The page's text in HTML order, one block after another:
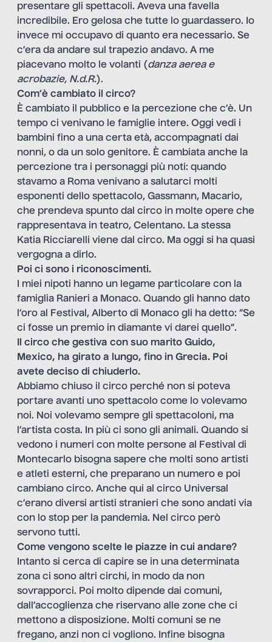
presentare gli spettacoli. Aveva una favella
incredibile. Ero gelosa che tutte lo guardassero. Io
invece mi occupavo di quanto era necessario. Se
c’era da andare sul trapezio andavo. A me
piacevano molto le volanti (danza aerea e
acrobazie, N.d.R.).
Com’è cambiato il circo?
È cambiato il pubblico e la percezione che c’è. Un
tempo ci venivano le famiglie intere. Oggi vedi i
bambini fino a una certa età, accompagnati dai
nonni, o da un solo genitore. È cambiata anche la
percezione tra i personaggi più noti: quando
stavamo a Roma venivano a salutarci molti
esponenti dello spettacolo, Gassmann, Macario,
che prendeva spunto dal circo in molte opere che
rappresentava in teatro, Celentano. La stessa
Katia Ricciarelli viene dal circo. Ma oggi si ha quasi
vergogna a dirlo.
Poi ci sono i riconoscimenti.
I miei nipoti hanno un legame particolare con la
famiglia Ranieri a Monaco. Quando gli hanno dato
l’oro al Festival, Alberto di Monaco gli ha detto: “Se
ci fosse un premio in diamante vi darei quello”.
Il circo che gestiva con suo marito Guido,
Mexico, ha girato a lungo, fino in Grecia. Poi
avete deciso di chiuderlo.
Abbiamo chiuso il circo perché non si poteva
portare avanti uno spettacolo come lo volevamo
noi. Noi volevamo sempre gli spettacoloni, ma
l’artista costa. In più ci sono gli animali. Quando si
vedono i numeri con molte persone al Festival di
Montecarlo bisogna sapere che molti sono artisti
e atleti esterni, che preparano un numero e poi
cambiano circo. Anche qui al circo Universal
c’erano diversi artisti stranieri che sono andati via
con lo stop per la pandemia. Nel circo però
servono tutti.
Come vengono scelte le piazze in cui andare?
Intanto si cerca di capire se in una determinata
zona ci sono altri circhi, in modo da non
sovrapporci. Poi molto dipende dai comuni,
dall’accoglienza che riservano alle zone che ci
mettono a disposizione. Molti comuni se ne
fregano, anzi non ci vogliono. Infine bisogna